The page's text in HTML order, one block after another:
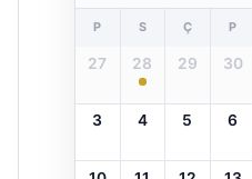
P S Ç P
27 28 29 30
3 4 5 6